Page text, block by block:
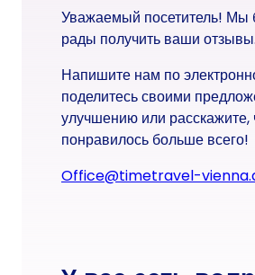
Уважаемый посетитель! Мы
рады получить ваши отзывы.
Напишите нам по
поделитесь своими
улучшению или расскажите,
понравилось больше всего!
office@timetravel-